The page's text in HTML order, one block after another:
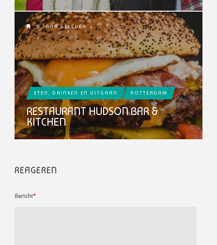
6 JAAR GELEDEN
ETEN, DRINKEN EN UITGAAN ROTTERDAM
RESTAURANT HUDSON BAR &
KITCHEN
REAGEREN
Bericht*